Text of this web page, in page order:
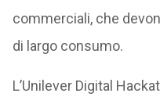
commerciali, che
di largo consumo.
L’Unilever Digital